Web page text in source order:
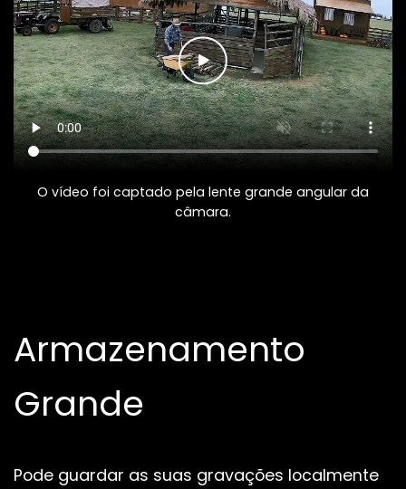
O vídeo foi captado pela lente grande angular da
câmara.
Armazenamento
Grande
Pode guardar as suas gravações localmente